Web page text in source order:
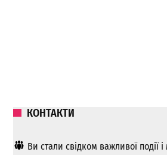
КОНТАКТИ
Ви стали свідком важливої ​​події